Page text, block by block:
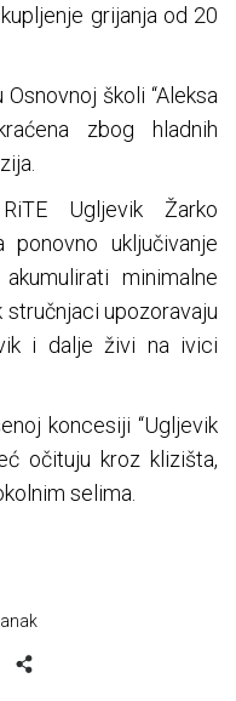
grijanja od 20
školi “Aleksa
zbog hladnih
Ugljevik Žarko
uključivanje
minimalne
stručnjaci upozoravaju
i dalje živi na ivici
koncesiji “Ugljevik
očituju kroz klizišta,
selima.